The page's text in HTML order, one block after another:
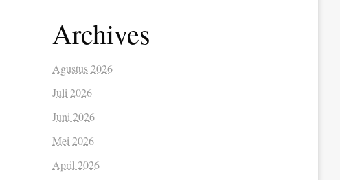
Archives
Agustus 2026
Juli 2026
Juni 2026
Mei 2026
April 2026